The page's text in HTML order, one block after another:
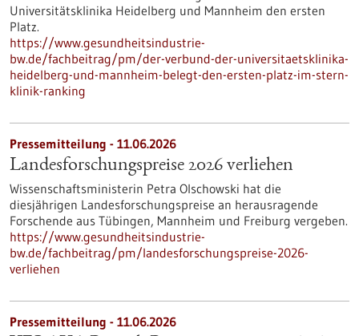
Universitätsklinika Heidelberg und Mannheim den ersten
Platz.
https://www.gesundheitsindustrie-
bw.de/fachbeitrag/pm/der-verbund-der-universitaetsklinika-
heidelberg-und-mannheim-belegt-den-ersten-platz-im-stern-
klinik-ranking
Pressemitteilung - 11.06.2026
Landesforschungspreise 2026 verliehen
Wissenschaftsministerin Petra Olschowski hat die
diesjährigen Landesforschungspreise an herausragende
Forschende aus Tübingen, Mannheim und Freiburg vergeben.
https://www.gesundheitsindustrie-
bw.de/fachbeitrag/pm/landesforschungspreise-2026-
verliehen
Pressemitteilung - 11.06.2026